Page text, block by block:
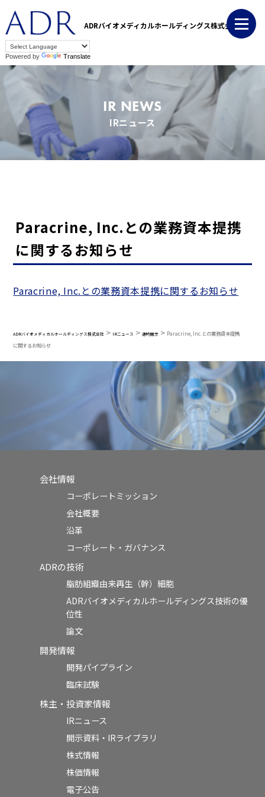
ADRバイオメディカルホールディングス株式会社
Powered by Translate
IR NEWS
IRニュース
Paracrine, Inc.との業務資本提携
に関するお知らせ
Paracrine, Inc.との業務資本提携に関するお知らせ
ADRバイオメディカルホールディングス株式会社 > IRニュース >適時開示 > Paracrine, Inc.との業務資本提携
に関するお知らせ
会社情報
コーポレートミッション
会社概要
沿革
コーポレート・ガバナンス
ADRの技術
脂肪組織由来再生（幹）細胞
ADRバイオメディカルホールディングス技術の優
位性
論文
開発情報
開発パイプライン
臨床試験
株主・投資家情報
IRニュース
開示資料・IRライブラリ
株式情報
株価情報
電子公告